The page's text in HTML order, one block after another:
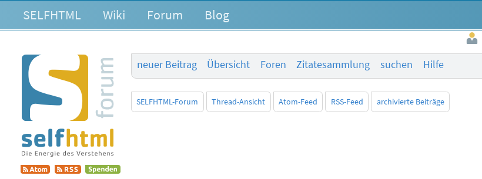
SELFHTML Wiki Forum Blog
neuer Beitrag
Übersicht Foren Zitatesammlung suchen Hilfe
SELFHTML-Forum Thread-Ansicht Atom-Feed RSS-Feed archivierte Beiträge